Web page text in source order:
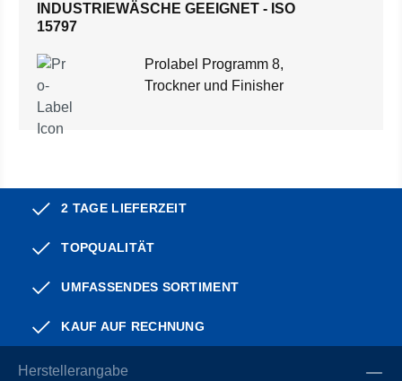
INDUSTRIEWÄSCHE GEEIGNET - ISO
15797
Prolabel Programm 8,
Trockner und Finisher
2 TAGE LIEFERZEIT
TOPQUALITÄT
UMFASSENDES SORTIMENT
KAUF AUF RECHNUNG
Herstellerangabe